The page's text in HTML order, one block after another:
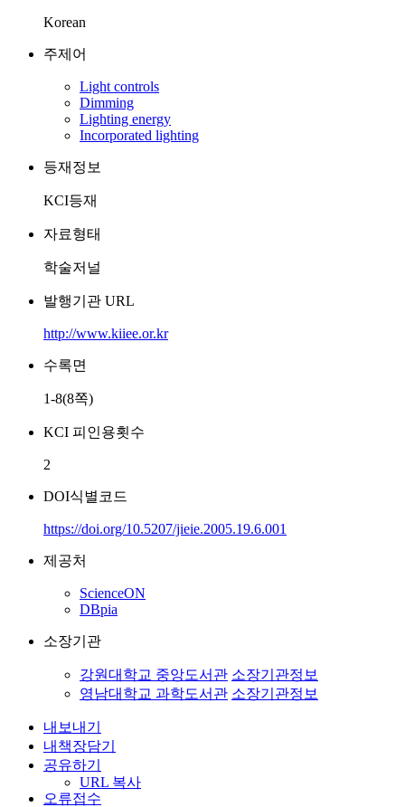
Korean
주제어
Light controls
Dimming
Lighting energy
Incorporated lighting
등재정보
KCI등재
자료형태
학술저널
발행기관 URL
http://www.kiiee.or.kr
수록면
1-8(8쪽)
KCI 피인용횟수
2
DOI식별코드
https://doi.org/10.5207/jieie.2005.19.6.001
제공처
ScienceON
DBpia
소장기관
강원대학교 중앙도서관 소장기관정보
영남대학교 과학도서관 소장기관정보
내보내기
내책장담기
공유하기
URL 복사
오류접수